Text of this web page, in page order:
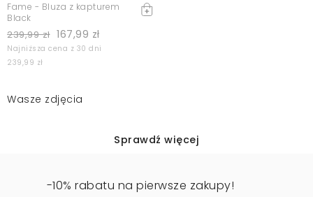
Fame - Bluza z kapturem
Black
239,99 zł 167,99 zł
Najniższa cena z 30 dni
239,99 zł
Wasze zdjęcia
Sprawdź więcej
-10% rabatu na pierwsze zakupy!